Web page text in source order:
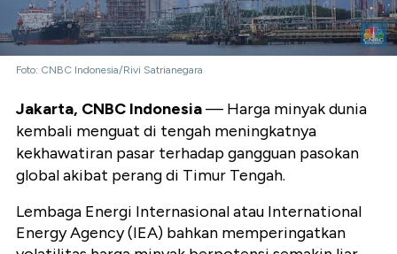
Foto: CNBC Indonesia/Rivi Satrianegara
Jakarta, CNBC Indonesia— Harga minyak dunia
kembali menguat di tengah meningkatnya
kekhawatiran pasar terhadap gangguan pasokan
global akibat perang di Timur Tengah.
Lembaga Energi Internasional atau International
Energy Agency (IEA) bahkan memperingatkan